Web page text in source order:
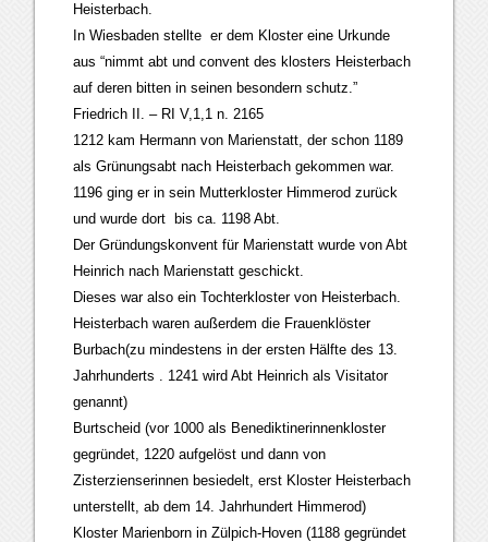
Heisterbach.
In Wiesbaden stellte er dem Kloster eine Urkunde
aus “nimmt abt und convent des klosters Heisterbach
auf deren bitten in seinen besondern schutz.”
Friedrich II. – RI V,1,1 n. 2165
1212 kam Hermann von Marienstatt, der schon 1189
als Grünungsabt nach Heisterbach gekommen war.
1196 ging er in sein Mutterkloster Himmerod zurück
und wurde dort bis ca. 1198 Abt.
Der Gründungskonvent für Marienstatt wurde von Abt
Heinrich nach Marienstatt geschickt.
Dieses war also ein Tochterkloster von Heisterbach.
Heisterbach waren außerdem die Frauenklöster
Burbach(zu mindestens in der ersten Hälfte des 13.
Jahrhunderts . 1241 wird Abt Heinrich als Visitator
genannt)
Burtscheid (vor 1000 als Benediktinerinnenkloster
gegründet, 1220 aufgelöst und dann von
Zisterzienserinnen besiedelt, erst Kloster Heisterbach
unterstellt, ab dem 14. Jahrhundert Himmerod)
Kloster Marienborn in Zülpich-Hoven (1188 gegründet